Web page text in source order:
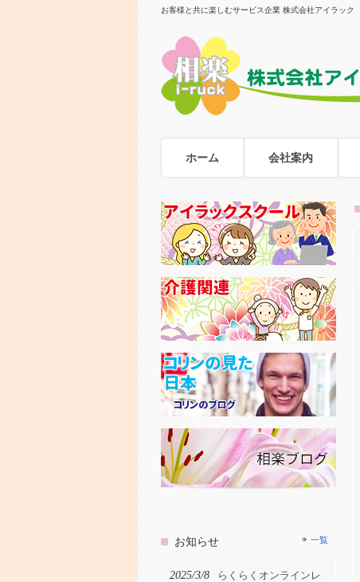
お客様と共に楽しむサービス企業 株式会社アイラック
ホーム 会社案内
お知らせ 一覧
2025/3/8
らくらくオンラインレ